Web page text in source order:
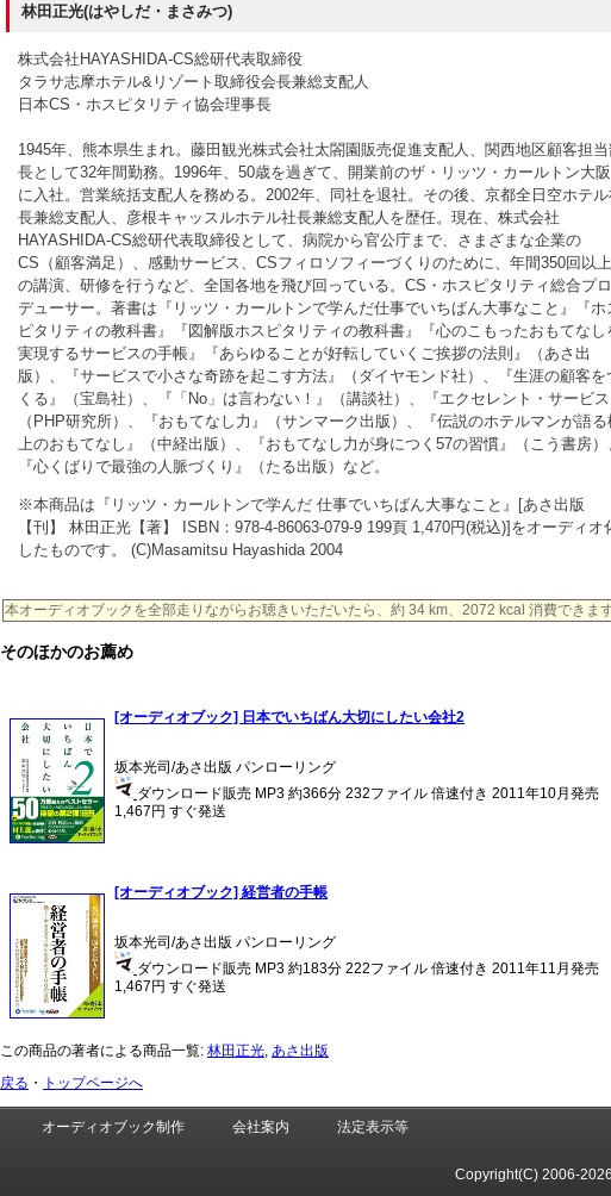
林田正光(はやしだ・まさみつ)
株式会社HAYASHIDA‐CS総研代表取締役
タラサ志摩ホテル&リゾート取締役会長兼総支配人
日本CS・ホスピタリティ協会理事長
1945年、熊本県生まれ。藤田観光株式会社太閤園販売促進支配人、関西地区顧客担
長として32年間勤務。1996年、50歳を過ぎて、開業前のザ・リッツ・カールトン大阪
に入社。営業統括支配人を務める。2002年、同社を退社。その後、京都全日空ホテル
長兼総支配人、彦根キャッスルホテル社長兼総支配人を歴任。現在、株式会社
HAYASHIDA‐CS総研代表取締役として、病院から官公庁まで、さまざまな企業の
CS（顧客満足）、感動サービス、CSフィロソフィーづくりのために、年間350回以上
の講演、研修を行うなど、全国各地を飛び回っている。CS・ホスピタリティ総合プロ
デューサー。著書は『リッツ・カールトンで学んだ仕事でいちばん大事なこと』『ホ
ピタリティの教科書』『図解版ホスピタリティの教科書』『心のこもったおもてなし
実現するサービスの手帳』『あらゆることが好転していくご挨拶の法則』（あさ出
版）、『サービスで小さな奇跡を起こす方法』（ダイヤモンド社）、『生涯の顧客を
くる』（宝島社）、『「No」は言わない！』（講談社）、『エクセレント・サービス
（PHP研究所）、『おもてなし力』（サンマーク出版）、『伝説のホテルマンが語る
上のおもてなし』（中経出版）、『おもてなし力が身につく57の習慣』（こう書房）
『心くばりで最強の人脈づくり』（たる出版）など。
※本商品は『リッツ・カールトンで学んだ 仕事でいちばん大事なこと』[あさ出版
【刊】 林田正光【著】 ISBN：978-4-86063-079-9 199頁 1,470円(税込)]をオーディオ
したものです。 (C)Masamitsu Hayashida 2004
本オーディオブックを全部走りながらお聴きいただいたら、約 34 km、2072 kcal 消費できま
そのほかのお薦め
[オーディオブック] 日本でいちばん大切にしたい会社2
坂本光司/あさ出版 パンローリング
ダウンロード販売 MP3 約366分 232ファイル 倍速付き 2011年10月発売
1,467円 すぐ発送
[オーディオブック] 経営者の手帳
坂本光司/あさ出版 パンローリング
ダウンロード販売 MP3 約183分 222ファイル 倍速付き 2011年11月発売
1,467円 すぐ発送
この商品の著者による商品一覧: 林田正光 あさ出版
戻る ・ トップページへ
オーディオブック制作 会社案内 法定表示等
Copyright(C) 2006-